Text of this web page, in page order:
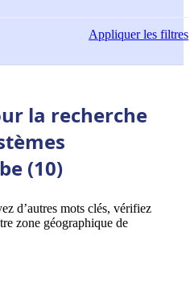
Appliquerles filtres
la recherche
(10)
d’autres mots clés, vérifiez
zone géographique de